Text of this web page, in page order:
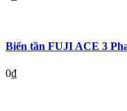
Biến tần FUJI ACE 3
0₫